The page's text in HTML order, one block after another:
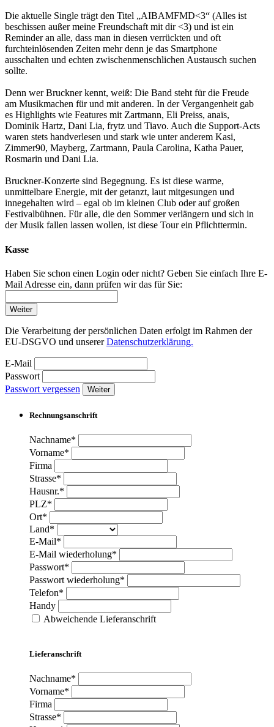
Die aktuelle Single trägt den Titel „AIBAMFMD<3“ (Alles ist
beschissen außer meine Freundschaft mit dir <3) und ist ein
Reminder an alle, dass man in diesen verrückten und oft
furchteinlösenden Zeiten mehr denn je das Smartphone
ausschalten und echten zwischenmenschlichen Austausch suchen
sollte.
Denn wer Bruckner kennt, weiß: Die Band steht für die Freude
am Musikmachen für und mit anderen. In der Vergangenheit gab
es Highlights wie Features mit Zartmann, Eli Preiss, anaïs,
Dominik Hartz, Dani Lia, frytz und Tiavo. Auch die Support-Acts
waren stets handverlesen und stark wie unter anderem Kasi,
Zimmer90, Mayberg, Zartmann, Paula Carolina, Katha Pauer,
Rosmarin und Dani Lia.
Bruckner-Konzerte sind Begegnung. Es ist diese warme,
unmittelbare Energie, mit der getanzt, laut mitgesungen und
innegehalten wird – egal ob im kleinen Club oder auf großen
Festivalbühnen. Für alle, die den Sommer verlängern und sich in
der Musik fallen lassen wollen, ist diese Tour ein Pflichttermin.
Kasse
Haben Sie schon einen Login oder nicht? Geben Sie einfach Ihre E-
Mail Adresse ein, dann prüfen wir das für Sie:
Weiter
Die Verarbeitung der persönlichen Daten erfolgt im Rahmen der
EU-DSGVO und unsererDatenschutzerklärung.
E-Mail
Passwort
Passwort vergessen
Weiter
Rechnungsanschrift
Nachname*
Vorname*
Firma
Strasse*
Hausnr.*
PLZ*
Ort*
Land*
E-Mail*
E-Mail wiederholung*
Passwort*
Passwort wiederholung*
Telefon*
Handy
Abweichende Lieferanschrift
Lieferanschrift
Nachname*
Vorname*
Firma
Strasse*